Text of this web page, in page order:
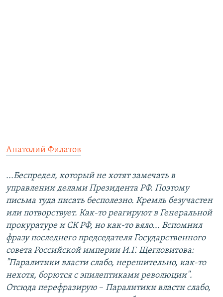
Анатолий Филатов
...Беспредел, который не хотят замечать в
управлении делами Президента РФ. Поэтому
письма туда писать бесполезно. Кремль безучастен
или потворствует. Как-то реагируют в Генеральной
прокуратуре и СК РФ, но как-то вяло... Вспомнил
фразу последнего председателя Государственного
совета Российской империи И.Г. Щегловитова:
"Паралитики власти слабо, нерешительно, как-то
нехотя, борются с эпилептиками революции".
Отсюда перефразирую –​ Паралитики власти слабо,